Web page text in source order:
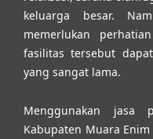
keluarga besar.
memerlukan
fasilitas tersebut
yang sangat lama.
Menggunakan jasa
Kabupaten Muara Enim